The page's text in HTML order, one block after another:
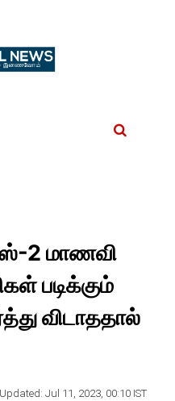
2 மாணவி
படிக்கும்
விடாததால்
Updated: Jul 11, 2023, 00:10 IST